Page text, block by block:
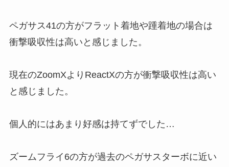
ペガサス41の方がフラット着地や踵着地の場合は
衝撃吸収性は高いと感じました。
現在のZoomXよりReactXの方が衝撃吸収性は高い
と感じました。
個人的にはあまり好感は持てずでした…
ズームフライ6の方が過去のペガサスターボに近い